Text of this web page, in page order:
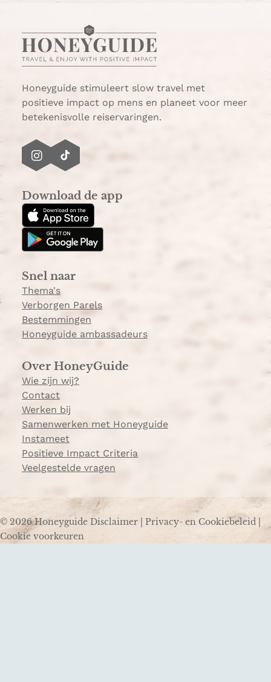
s
A
p
l
Honeyguide stimuleert slow travel met
positieve impact op mens en planeet voor meer
betekenisvolle reiservaringen.
I
t
a
g
r
m
T
T
o
k
Download de app
Snel naar
Thema's
Verborgen Parels
Bestemmingen
Honeyguide ambassadeurs
Over HoneyGuide
Wie zijn wij?
Contact
Werken bij
Samenwerken met Honeyguide
Instameet
Positieve Impact Criteria
Veelgestelde vragen
© 2026 Honeyguide Disclaimer Privacy- en Cookiebeleid
Cookie voorkeuren